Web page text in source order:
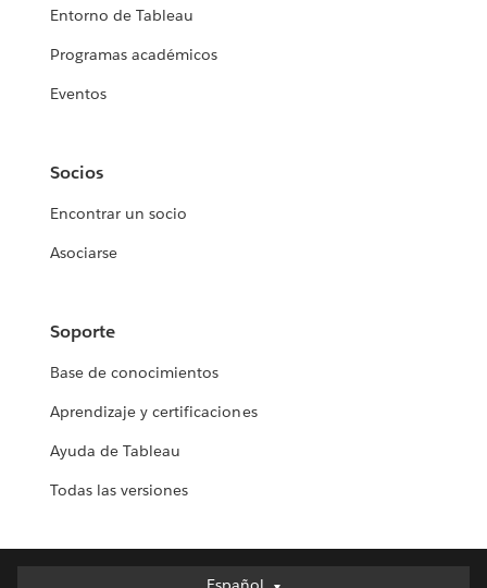
Entorno de Tableau
Programas académicos
Eventos
Socios
Encontrar un socio
Asociarse
Soporte
Base de conocimientos
Aprendizaje y certificaciones
Ayuda de Tableau
Todas las versiones
Español